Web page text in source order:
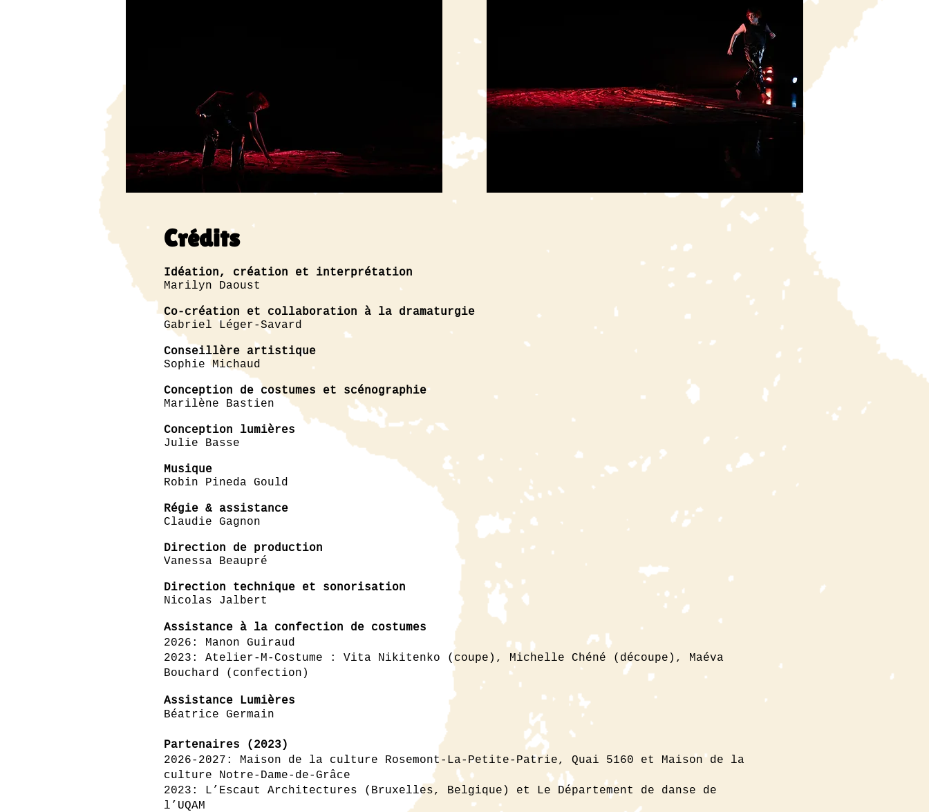
Crédits
Idéation, création et interprétation
Marilyn Daoust
Co-création et collaboration à la dramaturgie
Gabriel Léger-Savard
Conseillère artistique
Sophie Michaud
Conception de costumes et scénographie
Marilène Bastien
Conception lumières
Julie Basse
Musique
Robin Pineda Gould
Régie & assistance
Claudie Gagnon
Direction de production
Vanessa Beaupré
Direction technique et sonorisation
Nicolas Jalbert
Assistance à la confection de costumes
2026: Manon Guiraud
2023: Atelier-M-Costume : Vita Nikitenko (coupe), Michelle Chéné (découpe), Maéva
Bouchard (confection)
Assistance Lumières
Béatrice Germain
Partenaires (2023)
2026-2027: Maison de la culture Rosemont-La-Petite-Patrie, Quai 5160 et Maison de la
culture Notre-Dame-de-Grâce
2023: L’Escaut Architectures (Bruxelles, Belgique) et Le Département de danse de
l’UQAM